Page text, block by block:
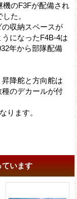
機のF3Fが配備され
た。
収納スペースが
になったF4B-4は
年から部隊配備
降舵と方向舵は
のデカールが付
ります。
ています